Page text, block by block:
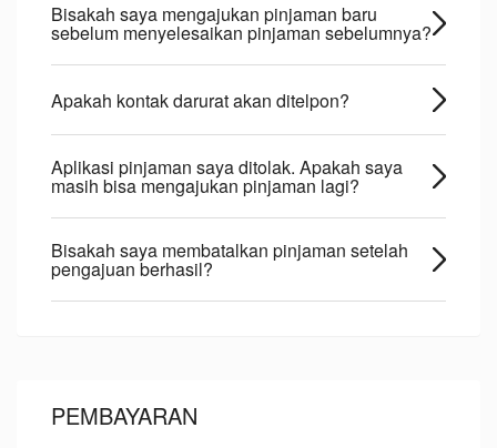
Bisakah saya mengajukan pinjaman baru
sebelum menyelesaikan pinjaman sebelumnya?
Apakah kontak darurat akan ditelpon?
Aplikasi pinjaman saya ditolak. Apakah saya
masih bisa mengajukan pinjaman lagi?
Bisakah saya membatalkan pinjaman setelah
pengajuan berhasil?
PEMBAYARAN